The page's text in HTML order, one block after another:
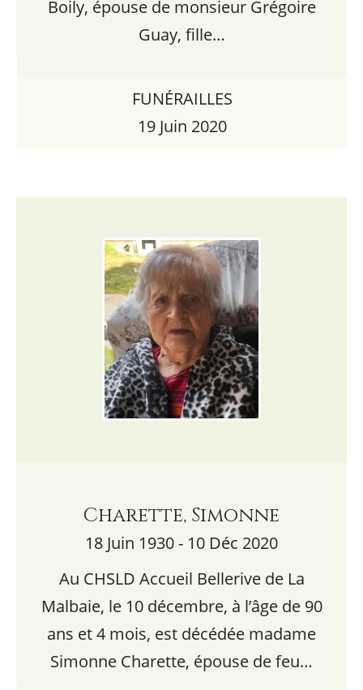
Boily, épouse de monsieur Grégoire
Guay, fille…
FUNÉRAILLES
19 Juin 2020
Charette, Simonne
18 Juin 1930 - 10 Déc 2020
Au CHSLD Accueil Bellerive de La
Malbaie, le 10 décembre, à l’âge de 90
ans et 4 mois, est décédée madame
Simonne Charette, épouse de feu…